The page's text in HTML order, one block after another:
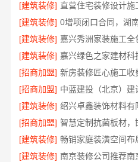
[建筑装修]
[建筑装修] 0增项闭口合同，湖
[建筑装修] 嘉兴秀洲家装施工
[建筑装修]
[招商加盟]
[招商加盟]
[建筑装修]
[招商加盟]
[建筑装修]
[建筑装修] 南京装修公司推荐